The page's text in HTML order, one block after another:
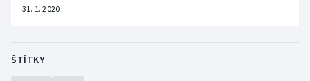
31. 1. 2020
ŠTÍTKY